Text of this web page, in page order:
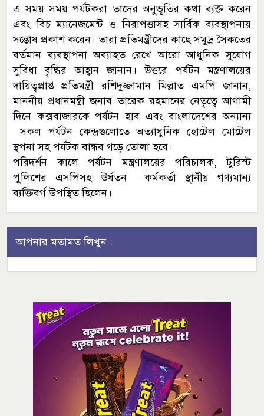
এ সময় সময় পর্যটকরা তাদের অনুভূতির কথা ব্যক্ত করেন
এবং বিচ ম্যানেজমেন্ট ও নিরাপত্তাসহ সার্বিক ব্যবস্থাপনায়
সন্তোষ প্রকাশ করেন। তারা প্রতিমন্ত্রীদের কাছে সমুদ্র সৈকতের
বর্তমান ব্যবস্থাপনা অব্যাহত রেখে আরো আধুনিক সুযোগ
সুবিধা বৃদ্ধির আহ্বান জানান। উত্তরে পর্যটন মন্ত্রণালয়ের
দায়িত্বপ্রাপ্ত প্রতিমন্ত্রী রশিদুজ্জামান মিল্লাত এমপি জানান,
মাননীয় প্রধানমন্ত্রী জনাব তারেক রহমানের নেতৃত্বে আগামী
দিনে কক্সবাজারকে পর্যটন হাব এবং বাংলাদেশের অন্যান্য
সকল পর্যটন কেন্দ্রগুলোতে অত্যাধুনিক হোটেল মোটেল
স্থপনা সহ পর্যটক বান্ধব গড়ে তোলা হবে।
পরিদর্শন কালে পর্যটন মন্ত্রণালয়ের পরিচালক, টুরিস্ট
পুলিশের এসপিসহ উর্ধতন কর্মকর্তা স্থানীয় গণ্যমান্য
ব্যক্তিবর্গ উপস্থিত ছিলেন।
আপনার মতামত লিখুন :